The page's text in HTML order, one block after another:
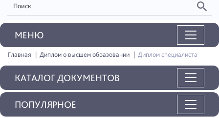
MEНЮ
Главная Диплом о высшем образовании Диплом специалиста
КАТАЛОГ ДОКУМЕНТОВ
ПОПУЛЯРНОЕ